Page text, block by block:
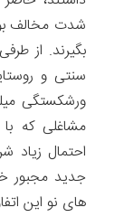
شدت مخالف
بگیرند. از
سنتی و
ورشکستگی
مشاغلی که
احتمال زیاد
جدید مجبور
های نو این